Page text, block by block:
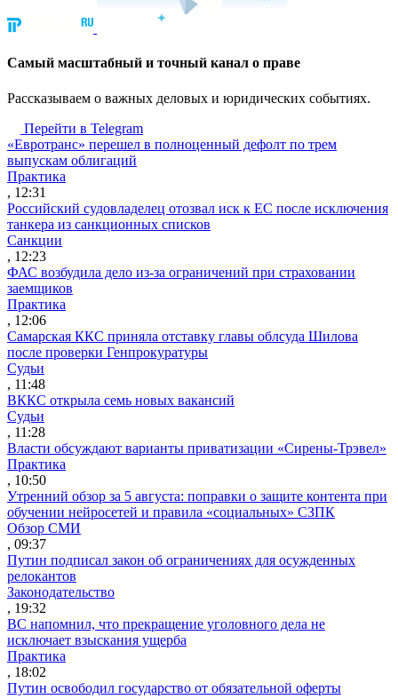
Cамый масштабный и точный канал о праве
Рассказываем о важных деловых и юридических событиях.
Перейти в Telegram
«Евротранс» перешел в полноценный дефолт по трем
выпускам облигаций
Практика
, 12:31
Российский судовладелец отозвал иск к ЕС после исключения
танкера из санкционных списков
Санкции
, 12:23
ФАС возбудила дело из-за ограничений при страховании
заемщиков
Практика
, 12:06
Самарская ККС приняла отставку главы облсуда Шилова
после проверки Генпрокуратуры
Судьи
, 11:48
ВККС открыла семь новых вакансий
Судьи
, 11:28
Власти обсуждают варианты приватизации «Сирены-Трэвел»
Практика
, 10:50
Утренний обзор за 5 августа: поправки о защите контента при
обучении нейросетей и правила «социальных» СЗПК
Обзор СМИ
, 09:37
Путин подписал закон об ограничениях для осужденных
релокантов
Законодательство
, 19:32
ВС напомнил, что прекращение уголовного дела не
исключает взыскания ущерба
Практика
, 18:02
Путин освободил государство от обязательной оферты